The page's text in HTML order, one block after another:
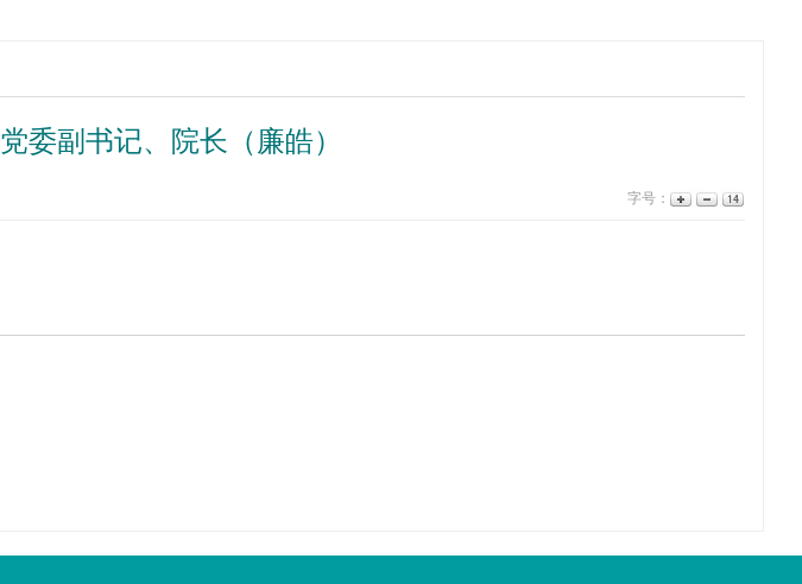
党委副书记、院长（廉皓）
字号：